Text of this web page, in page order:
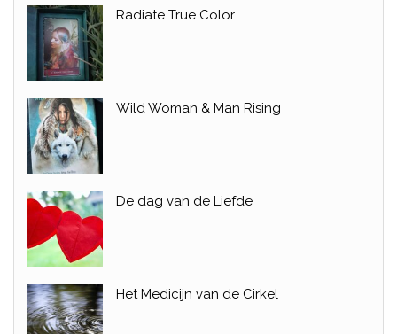
Radiate True Color
Wild Woman & Man Rising
De dag van de Liefde
Het Medicijn van de Cirkel